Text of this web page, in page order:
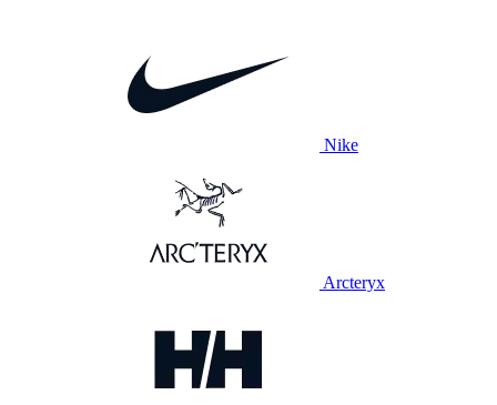
Nike
Arcteryx